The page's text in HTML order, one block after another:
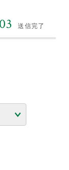
03 送信完了